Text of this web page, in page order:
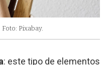
Foto: Pixabay.
: este tipo de elementos